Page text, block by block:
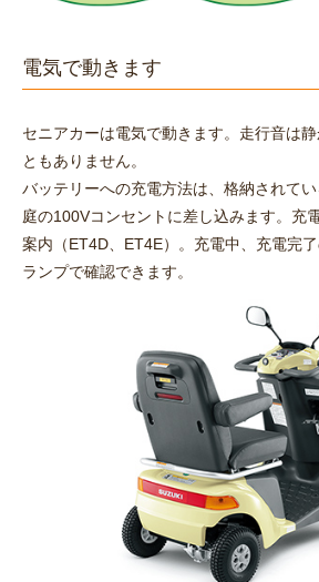
電気で動きます
セニアカーは電気で動きます。走行音は
ともありません。
バッテリーへの充電方法は、格納されて
庭の100Vコンセントに差し込みます。充
案内（ET4D、ET4E）。充電中、充電完
ランプで確認できます。